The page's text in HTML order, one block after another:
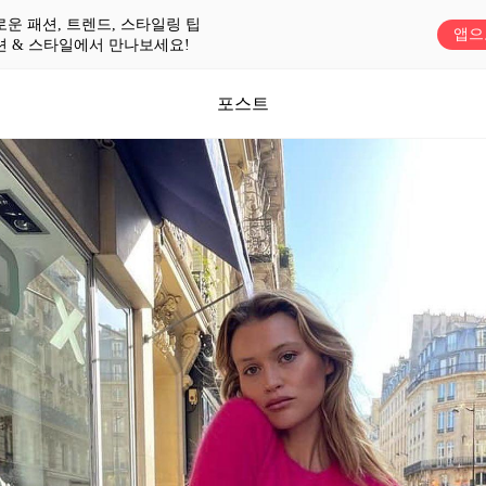
운 패션, 트렌드, 스타일링 팁
& 스타일에서 만나보세요!
앱
포스트